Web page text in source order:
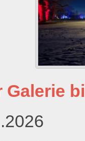
Galerie